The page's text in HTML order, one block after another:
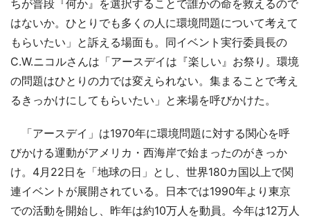
ちが普段『何か』を選択することで誰かの命を救えるので
はないか。ひとりでも多くの人に環境問題について考えて
もらいたい」と訴える場面も。同イベント実行委員長の
C.W.ニコルさんは「アースデイは『楽しい』お祭り。環境
の問題はひとりの力では変えられない。集まることで考え
るきっかけにしてもらいたい」と来場を呼びかけた。
「アースデイ」は1970年に環境問題に対する関心を呼
びかける運動がアメリカ・西海岸で始まったのがきっか
け。4月22日を「地球の日」とし、世界180カ国以上で関
連イベントが展開されている。日本では1990年より東京
での活動を開始し、昨年は約10万人を動員。今年は12万人